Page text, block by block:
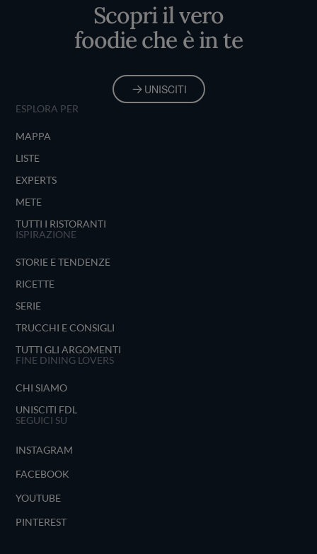
Scopri il vero
foodie che è in te
UNISCITI
ESPLORA PER
MAPPA
LISTE
EXPERTS
METE
TUTTI I RISTORANTI
ISPIRAZIONE
STORIE E TENDENZE
RICETTE
SERIE
TRUCCHI E CONSIGLI
TUTTI GLI ARGOMENTI
FINE DINING LOVERS
CHI SIAMO
UNISCITI FDL
SEGUICI SU
INSTAGRAM
FACEBOOK
YOUTUBE
PINTEREST